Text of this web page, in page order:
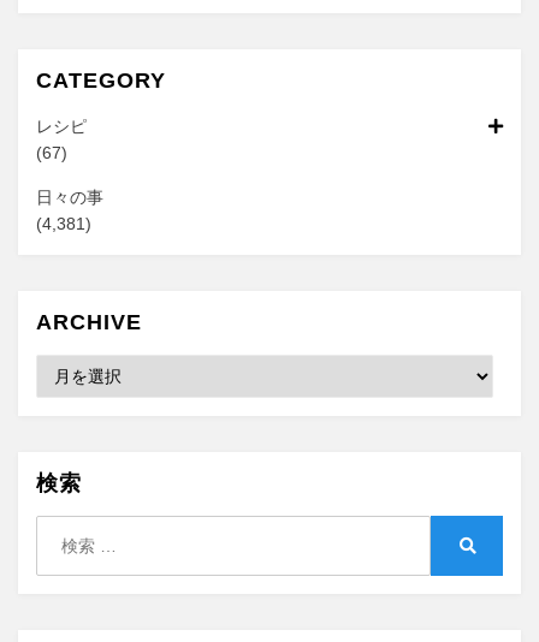
CATEGORY
レシピ
(67)
日々の事
(4,381)
ARCHIVE
Archive
検索